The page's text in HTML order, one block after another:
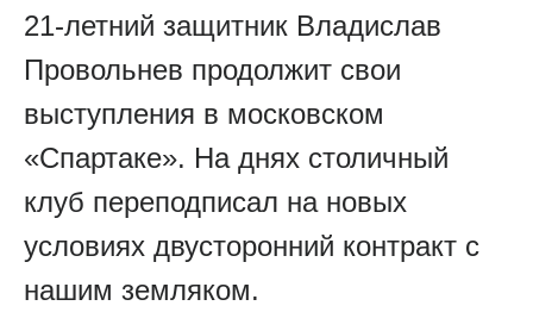
21-летний защитник Владислав
Провольнев продолжит свои
выступления в московском
«Спартаке». На днях столичный
клуб переподписал на новых
условиях двусторонний контракт с
нашим земляком.